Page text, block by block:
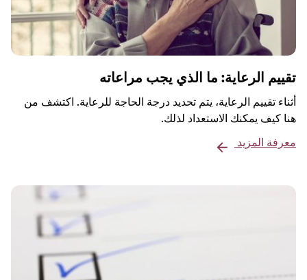
تقييم الرعاية: ما الذي يجب مراعاته
أثناء تقييم الرعاية، يتم تحديد درجة الحاجة للرعاية. اكتشف من
هنا كيف يمكنك الاستعداد لذلك.
معرفة المزيد